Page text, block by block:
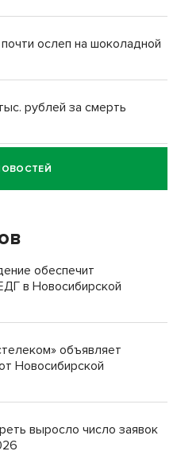
ослеп на шоколадной
рублей за смерть
за смерть
селе лошади
за избиение врачей
с женой вошли в топ-16
в Искитиме
обеспечит
в Новосибирской
объявляет
Новосибирской
выросло число заявок